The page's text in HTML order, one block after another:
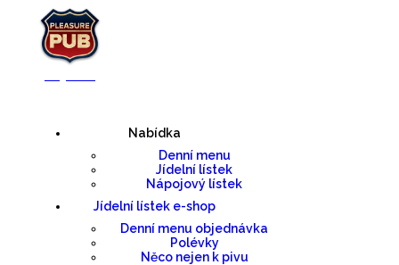
Nabídka
Denní menu
Jídelní lístek
Nápojový lístek
Jídelní lístek e-shop
Denní menu objednávka
Polévky
Něco nejen k pivu